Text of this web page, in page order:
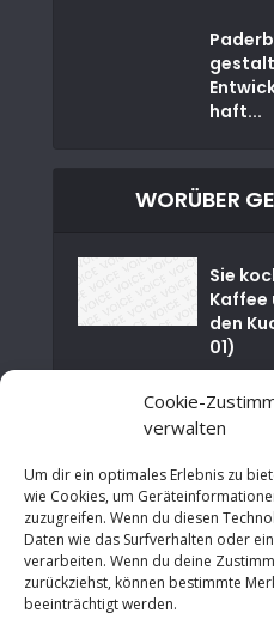
Cookie-
verwalten
Um dir ein optimales Erlebnis zu
wie Cookies, um
zuzugreifen. Wenn du diesen
Daten wie das Surfverhalten oder
verarbeiten. Wenn du deine
zurückziehst, können bestimmte
beeinträchtigt werden.
haft...
WORÜBER
Sie
Kaffee
den
01)
von
Happy
30